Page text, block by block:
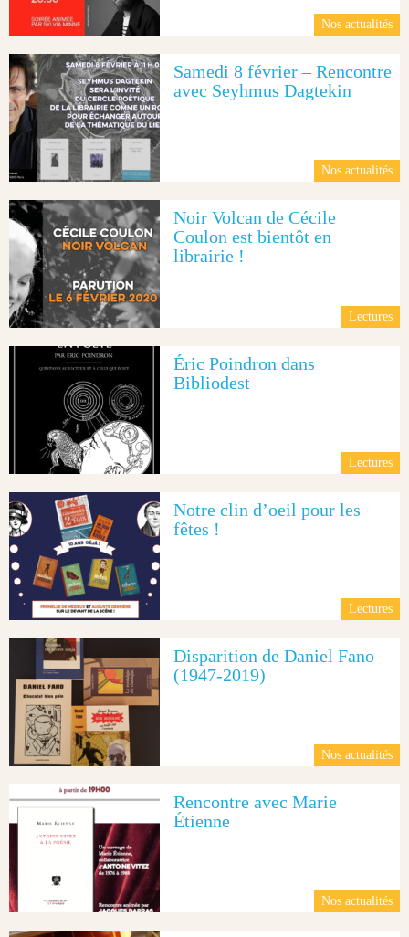
Nos actualités
Nos actualités
Samedi 8 février – Rencontre
avec Seyhmus Dagtekin
Lectures
Noir Volcan de Cécile
Coulon est bientôt en
librairie !
Lectures
Éric Poindron dans
Bibliodest
Lectures
Notre clin d’oeil pour les
fêtes !
Nos actualités
Disparition de Daniel Fano
(1947-2019)
Nos actualités
Rencontre avec Marie
Étienne